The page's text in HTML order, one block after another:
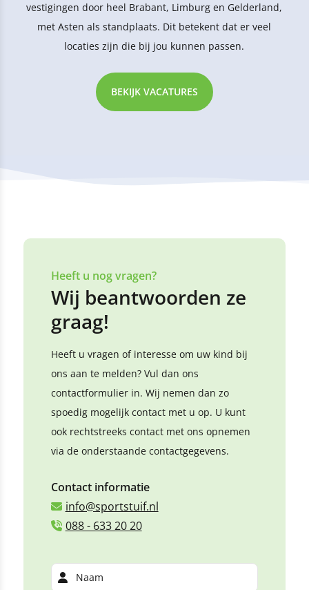
vestigingen door heel Brabant, Limburg en Gelderland,
met Asten als standplaats. Dit betekent dat er veel
locaties zijn die bij jou kunnen passen.
BEKIJK VACATURES
Heeft u nog vragen?
Wij beantwoorden ze
graag!
Heeft u vragen of interesse om uw kind bij
ons aan te melden? Vul dan ons
contactformulier in. Wij nemen dan zo
spoedig mogelijk contact met u op. U kunt
ook rechtstreeks contact met ons opnemen
via de onderstaande contactgegevens.
Contact informatie
info@sportstuif.nl
088 - 633 20 20